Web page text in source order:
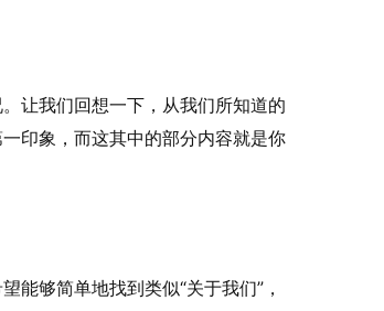
让我们回想一下，从我们所知道的
印象，而这其中的部分内容就是你
能够简单地找到类似“关于我们”，